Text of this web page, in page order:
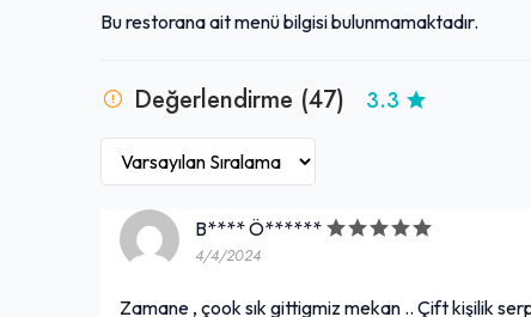
Bu restorana ait menü bilgisi bulunmamaktadır.
Değerlendirme (47) 3.3
B**** Ö******
4/4/2024
Zamane , çook sık gittigmiz mekan .. Çift kişilik